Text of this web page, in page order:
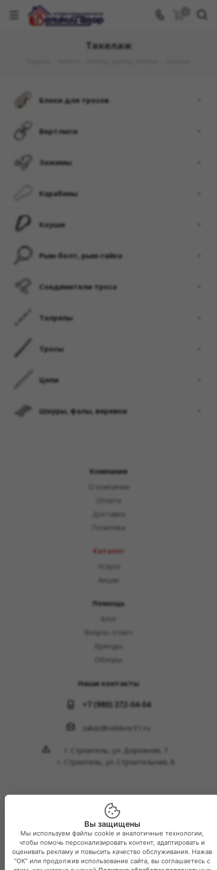
Такелаж
блоки для тросов
вертлюги
зажимы
карабины
коуши
рым-болт, рым-гайка
соединители троса
талрепы
тросы
цепи
шнуры, фалы, веревки
Компания
О компании
Оплата
Доставка
Политика
Каталог
Услуги
Акции
Помощь
Блог
Вопрос-ответ
Бренды
Обзоры
Наши контакты
+7 (980) 372-04-04
zakaz@veldvor31.ru
г. Строитель, ул. Дорожная, 7
г. Строитель, ул. Строительная, 8
2026 © Интернет-магазин Великий двор
Вы защищены
Мы используем файлы cookie и аналогичные технологии,
чтобы помочь персонализировать контент, адаптировать и
оценивать рекламу и повысить качество обслуживания. Нажав
"ОК" или продолжив использование сайта, вы соглашаетесь с